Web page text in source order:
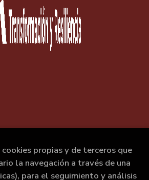
propias y de terceros que
la navegación a través de una
para el seguimiento y análisis